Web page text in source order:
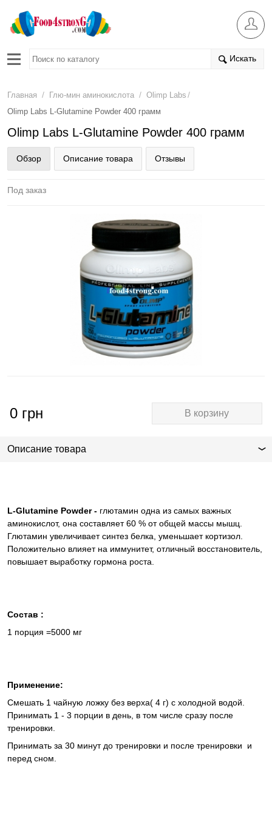
Искать
Главная / Глю-мин аминокислота / Olimp Labs /
Olimp Labs L-Glutamine Powder 400 грамм
Olimp Labs L-Glutamine Powder 400 грамм
Обзор Описание товара Отзывы
Под заказ
0 грн В корзину
Описание товара
L-Glutamine Powder - глютамин одна из самых важных
аминокислот, она составляет 60 % от общей массы мышц.
Глютамин увеличивает синтез белка, уменьшает кортизол.
Положительно влияет на иммунитет, отличный восстановитель,
повышает выработку гормона роста.
Состав :
1 порция =5000 мг
Применение:
Смешать 1 чайную ложку без верха( 4 г) с холодной водой.
Принимать 1 - 3 порции в день, в том числе сразу после
тренировки.
Принимать за 30 минут до тренировки и после тренировки и
перед сном.